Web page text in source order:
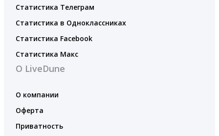
Статистика Телеграм
Статистика в Одноклассниках
Статистика Facebook
Статистика Макс
О LiveDune
О компании
Оферта
Приватность